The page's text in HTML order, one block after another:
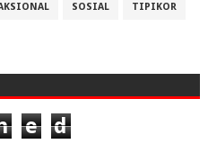
SOSIAL TIPIKOR
e d